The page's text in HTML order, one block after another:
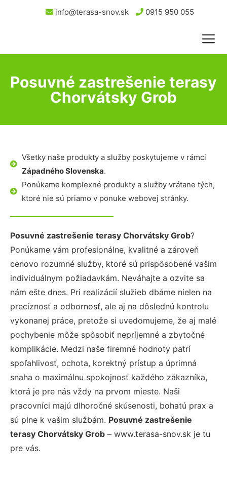
info@terasa-snov.sk 0915 950 055
Posuvné zastrešenie terasy
Chorvátsky Grob
Všetky naše produkty a služby poskytujeme v rámci
Západného Slovenska.
Ponúkame komplexné produkty a služby vrátane tých,
ktoré nie sú priamo v ponuke webovej stránky.
Posuvné zastrešenie terasy Chorvátsky Grob?
Ponúkame vám profesionálne, kvalitné a zároveň
cenovo rozumné služby, ktoré sú prispôsobené vašim
individuálnym požiadavkám. Neváhajte a ozvite sa
nám ešte dnes. Pri realizácií služieb dbáme nielen na
precíznosť a odbornosť, ale aj na dôslednú kontrolu
vykonanej práce, pretože si uvedomujeme, že aj malé
pochybenie môže spôsobiť nepríjemné a zbytočné
komplikácie. Medzi naše firemné hodnoty patrí
spoľahlivosť, ochota, korektný prístup a úprimná
snaha o maximálnu spokojnosť každého zákazníka,
ktorá je pre nás vždy na prvom mieste. Naši
pracovníci majú dlhoročné skúsenosti, bohatú prax a
sú plne k vašim službám. Posuvné zastrešenie
terasy Chorvátsky Grob – www.terasa-snov.sk je tu
pre vás.